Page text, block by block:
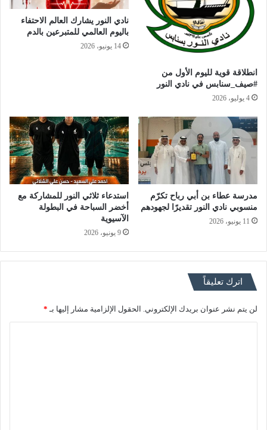
انطلاقة قوية لليوم الأول من
#صيف_سنابس في نادي النور
4 يوليو، 2026
نادي النور يشارك العالم الاحتفاء
باليوم العالمي للمتبرعين بالدم
14 يونيو، 2026
مدرسة عطاء بن أبي رباح تكرّم
منسوبي نادي النور تقديرًا لجهودهم
11 يونيو، 2026
استدعاء ثلاثي النور للمشاركة مع
أخضر السباحة في البطولة
الآسيوية
9 يونيو، 2026
اترك تعليقاً
لن يتم نشر عنوان بريدك الإلكتروني. الحقول الإلزامية مشار إليها بـ *